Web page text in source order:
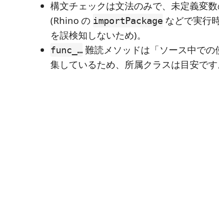
構文チェックは文法のみで、未定義変
(Rhino の importPackage などで実行
を誤検知しないため)。
func_… 難読メソッドは「ソース中での
集しているため、所属クラスは目安で